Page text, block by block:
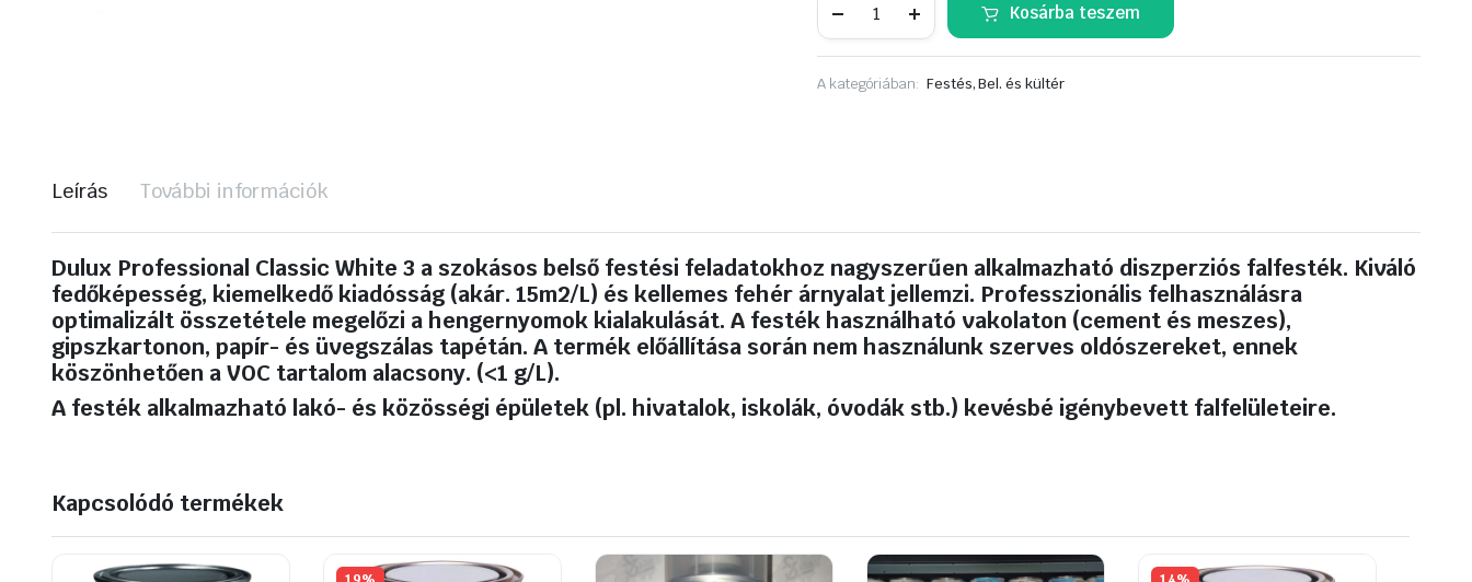
Professional
white
beltéri
Kosárba teszem
A kategóriában: Festés, Bel. és kültér
Leírás További információk
Dulux Professional Classic White 3 a szokásos belső festési feladatokhoz nagyszerűen alkalmazható diszperziós falfesték. Kiváló
fedőképesség, kiemelkedő kiadósság (akár. 15m2/L) és kellemes fehér árnyalat jellemzi. Professzionális felhasználásra
optimalizált összetétele megelőzi a hengernyomok kialakulását. A festék használható vakolaton (cement és meszes),
gipszkartonon, papír- és üvegszálas tapétán. A termék előállítása során nem használunk szerves oldószereket, ennek
köszönhetően a VOC tartalom alacsony. (<1 g/L).
A festék alkalmazható lakó- és közösségi épületek (pl. hivatalok, iskolák, óvodák stb.) kevésbé igénybevett falfelületeire.
Kapcsolódó termékek